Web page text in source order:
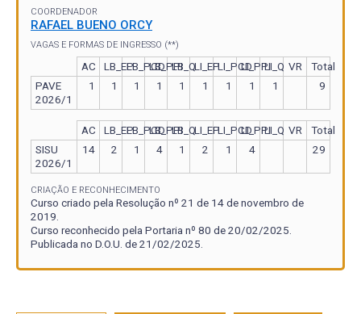
COORDENADOR
RAFAEL BUENO ORCY
VAGAS E FORMAS DE INGRESSO (**)
AC LB_EPLB_PCDLB_PPILB_QLI_EPLI_PCDLI_PPILI_Q VR
Total
PAVE
2026/1
1 1 1 1 1 1 1 1 1 9
AC LB_EPLB_PCDLB_PPILB_QLI_EPLI_PCDLI_PPILI_Q VR
Total
SISU
2026/1
14 2 1 4 1 2 1 4 29
CRIAÇÃO E RECONHECIMENTO
Curso criado pela Resolução nº 21 de 14 de novembro de
2019.
Curso reconhecido pela Portaria nº 80 de 20/02/2025.
Publicada no D.O.U. de 21/02/2025.